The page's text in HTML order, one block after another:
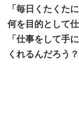
「毎日くたくた
何を目的として
「仕事をして手
くれるんだろう？